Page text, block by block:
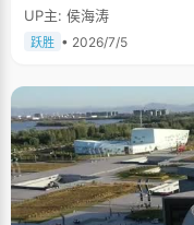
UP主: 侯海涛
跃胜 • 2026/7/5